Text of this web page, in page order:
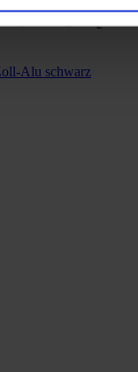
1
2
Alu schwarz